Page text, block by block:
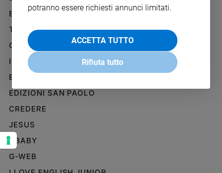
Aziende
di
Caso
della
settimana
Diversità
e
Costume
Cultura
e
spettacoli
BENESSERE
TELENOVA
GAZZETTA D'ALBA
IL GIORNALINO
EDICOLA SAN PAOLO
EDIZIONI SAN PAOLO
CREDERE
JESUS
GBABY
G-WEB
WHISTLEBLOWING
potranno essere richiesti annunci limitati.
ACCETTA TUTTO
Rifiuta tutto